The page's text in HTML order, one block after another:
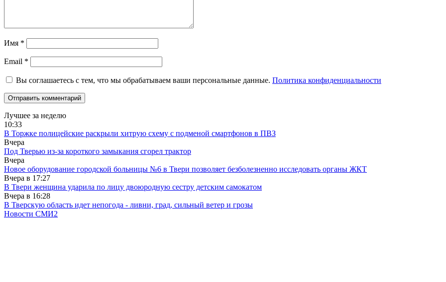
Имя *
Email *
Вы соглашаетесь с тем, что мы обрабатываем ваши персональные данные. Политика конфиденциальности
Лучшее за неделю
10:33
В Торжке полицейские раскрыли хитрую схему с подменой смартфонов в ПВЗ
Вчера
Под Тверью из-за короткого замыкания сгорел трактор
Вчера
Новое оборудование городской больницы №6 в Твери позволяет безболезненно исследовать органы ЖКТ
Вчера в 17:27
В Твери женщина ударила по лицу двоюродную сестру детским самокатом
Вчера в 16:28
В Тверскую область идет непогода - ливни, град, сильный ветер и грозы
Новости СМИ2